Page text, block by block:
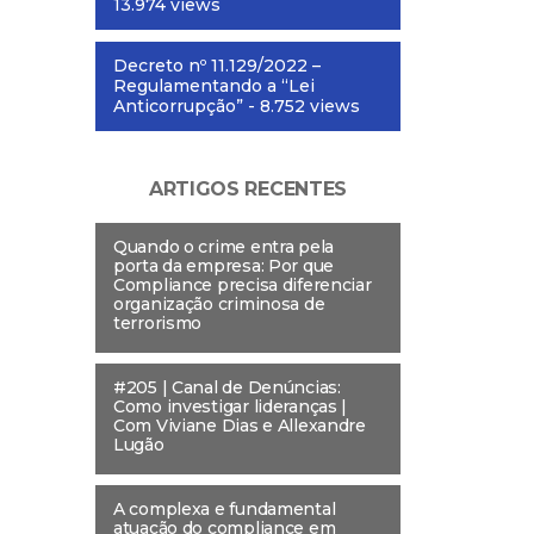
13.974 views
Decreto nº 11.129/2022 –
Regulamentando a “Lei
Anticorrupção” - 8.752 views
ARTIGOS RECENTES
Quando o crime entra pela
porta da empresa: Por que
Compliance precisa diferenciar
organização criminosa de
terrorismo
#205 | Canal de Denúncias:
Como investigar lideranças |
Com Viviane Dias e Allexandre
Lugão
A complexa e fundamental
atuação do compliance em